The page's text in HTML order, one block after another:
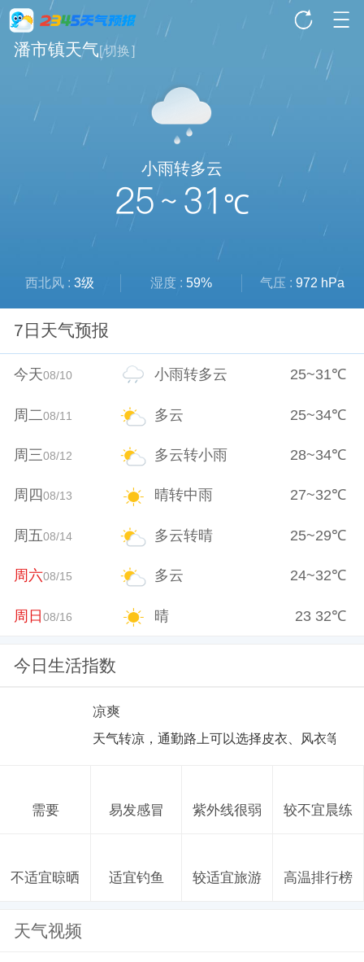
潘市镇天气[切换]
小雨转多云
25 ~ 31 ℃
西北风 :3级 湿度 : 59% 气压 : 972 hPa
7日天气预报
今天08/10 小雨转多云 25~31℃
周二08/11 多云 25~34℃
周三08/12 多云转小雨 28~34℃
周四08/13 晴转中雨 27~32℃
周五08/14 多云转晴 25~29℃
周六08/15 多云 24~32℃
周日08/16 晴 23 32℃
今日生活指数
凉爽
天气转凉，通勤路上可以选择皮衣、风衣等防
需要 易发感冒 紫外线很弱 较不宜晨练
不适宜晾晒 适宜钓鱼 较适宜旅游 高温排行榜
天气视频